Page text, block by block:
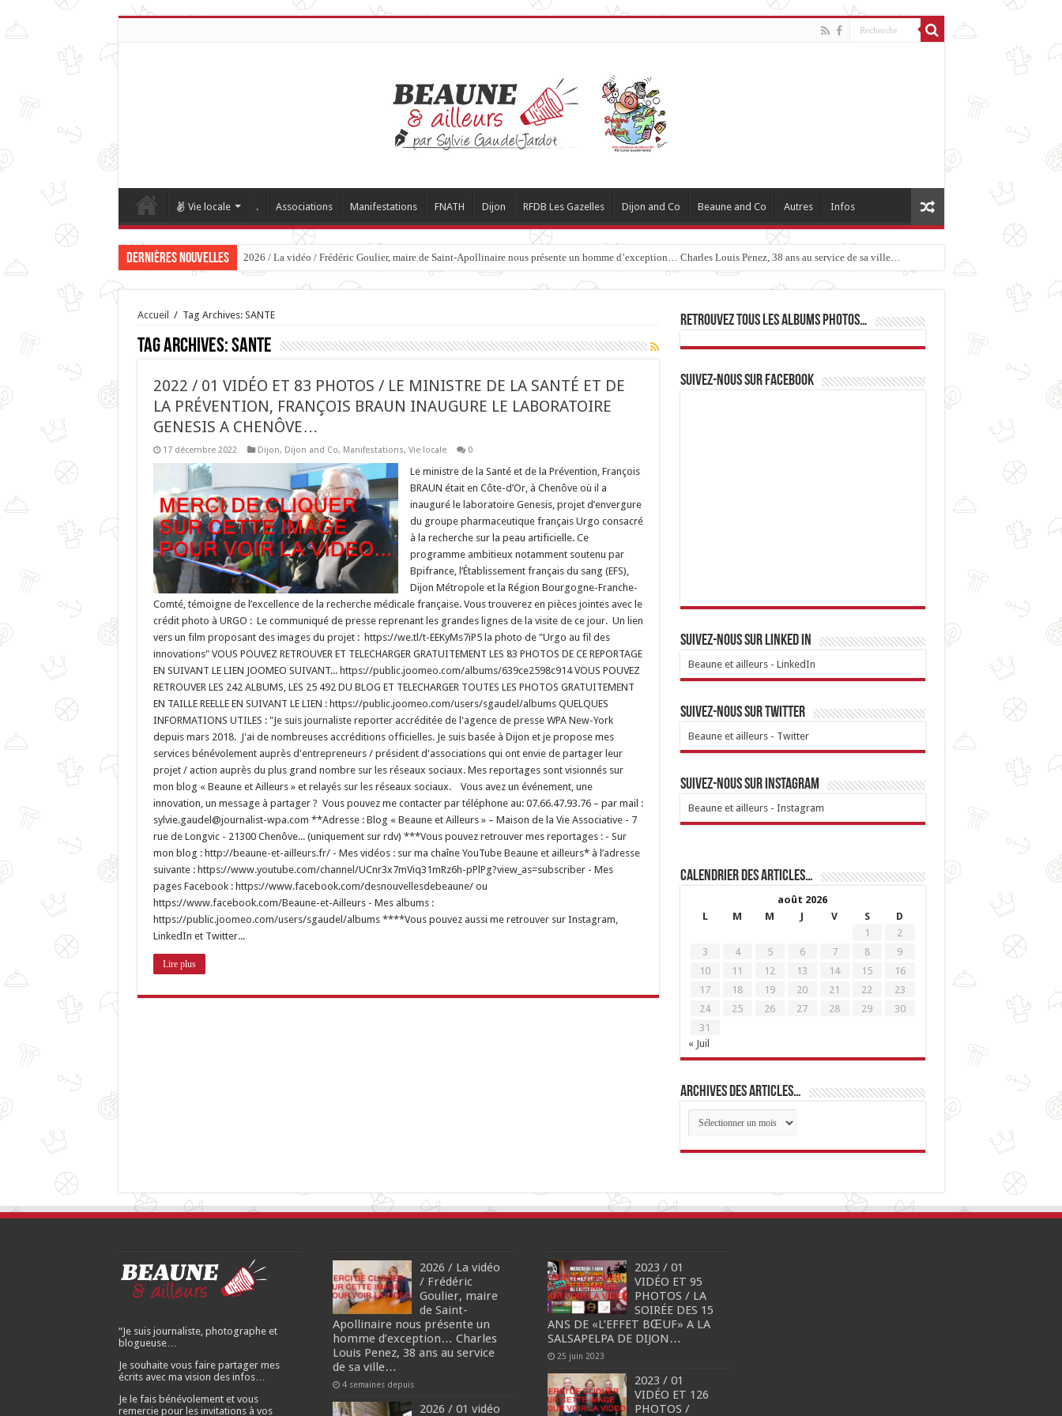
Vie locale . Associations Manifestations FNATH Dijon RFDB Les Gazelles Dijon and Co Beaune and Co Autres Infos
Dernières nouvelles 2026 / La vidéo / Frédéric Goulier, maire de Saint-Apollinaire nous présente un homme d’exception… Charles Louis Penez, 38 ans au service de sa ville…
Accueil / Tag Archives: SANTE
Tag Archives:SANTE
2022 / 01 VIDÉO ET 83 PHOTOS / LE MINISTRE DE LA SANTÉ ET DE
LA PRÉVENTION, FRANÇOIS BRAUN INAUGURE LE LABORATOIRE
GENESIS A CHENÔVE…
17 décembre 2022 Dijon, Dijon and Co, Manifestations, Vie locale 0
Le ministre de la Santé et de la Prévention, François
BRAUN était en Côte-d’Or, à Chenôve où il a
inauguré le laboratoire Genesis, projet d’envergure
du groupe pharmaceutique français Urgo consacré
à la recherche sur la peau artificielle. Ce
programme ambitieux notamment soutenu par
Bpifrance, l’Établissement français du sang (EFS),
Dijon Métropole et la Région Bourgogne-Franche-
Comté, témoigne de l’excellence de la recherche médicale française. Vous trouverez en pièces jointes avec le
crédit photo à URGO : Le communiqué de presse reprenant les grandes lignes de la visite de ce jour. Un lien
vers un film proposant des images du projet : https://we.tl/t-EEKyMs7iP5 la photo de "Urgo au fil des
innovations" VOUS POUVEZ RETROUVER ET TELECHARGER GRATUITEMENT LES 83 PHOTOS DE CE REPORTAGE
EN SUIVANT LE LIEN JOOMEO SUIVANT... https://public.joomeo.com/albums/639ce2598c914 VOUS POUVEZ
RETROUVER LES 242 ALBUMS, LES 25 492 DU BLOG ET TELECHARGER TOUTES LES PHOTOS GRATUITEMENT
EN TAILLE REELLE EN SUIVANT LE LIEN : https://public.joomeo.com/users/sgaudel/albums QUELQUES
INFORMATIONS UTILES : "Je suis journaliste reporter accréditée de l'agence de presse WPA New-York
depuis mars 2018. J'ai de nombreuses accréditions officielles. Je suis basée à Dijon et je propose mes
services bénévolement auprès d'entrepreneurs / président d'associations qui ont envie de partager leur
projet / action auprès du plus grand nombre sur les réseaux sociaux. Mes reportages sont visionnés sur
mon blog « Beaune et Ailleurs » et relayés sur les réseaux sociaux. Vous avez un événement, une
innovation, un message à partager ? Vous pouvez me contacter par téléphone au: 07.66.47.93.76 – par mail :
sylvie.gaudel@journalist-wpa.com **Adresse : Blog « Beaune et Ailleurs » – Maison de la Vie Associative - 7
rue de Longvic - 21300 Chenôve... (uniquement sur rdv) ***Vous pouvez retrouver mes reportages : - Sur
mon blog : http://beaune-et-ailleurs.fr/ - Mes vidéos : sur ma chaîne YouTube Beaune et ailleurs* à l’adresse
suivante : https://www.youtube.com/channel/UCnr3x7mViq31mRz6h-pPlPg?view_as=subscriber - Mes
pages Facebook : https://www.facebook.com/desnouvellesdebeaune/ ou
https://www.facebook.com/Beaune-et-Ailleurs - Mes albums :
https://public.joomeo.com/users/sgaudel/albums ****Vous pouvez aussi me retrouver sur Instagram,
LinkedIn et Twitter...
Lire plus
Retrouvez tous les albums photos…
Suivez-nous sur Facebook
Suivez-nous sur linked IN
Beaune et ailleurs - LinkedIn
Suivez-nous sur Twitter
Beaune et ailleurs - Twitter
Suivez-nous sur Instagram
Beaune et ailleurs - Instagram
Calendrier des articles…
août 2026
L
M M J V S
D
1
2
3
4 5 6 7 8
9
10
11 12 13 14 15
16
17
18 19 20 21 22
23
24
25 26 27 28 29
30
31
« Juil
Archives des articles…
Archives
des
articles…
“Je suis journaliste, photographe et
blogueuse…
Je souhaite vous faire partager mes
écrits avec ma vision des infos…
Je le fais bénévolement et vous
remercie pour les invitations à vos
2026 / La vidéo
/ Frédéric
Goulier, maire
de Saint-
Apollinaire nous présente un
homme d’exception… Charles
Louis Penez, 38 ans au service
de sa ville…
4 semaines depuis
2026 / 01 vidéo
2023 / 01
VIDÉO ET 95
PHOTOS / LA
SOIRÉE DES 15
ANS DE «L’EFFET BŒUF» A LA
SALSAPELPA DE DIJON…
25 juin 2023
2023 / 01
VIDÉO ET 126
PHOTOS /